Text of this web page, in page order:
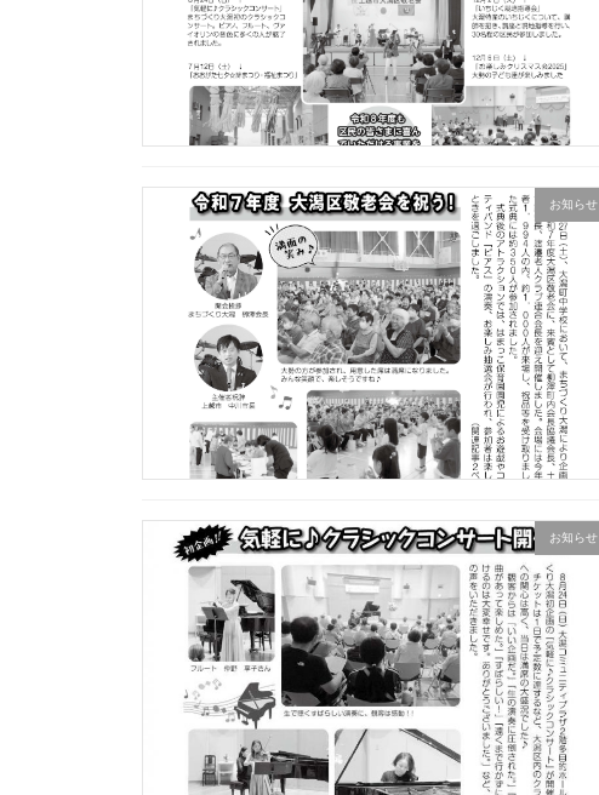
お知らせ
お知らせ